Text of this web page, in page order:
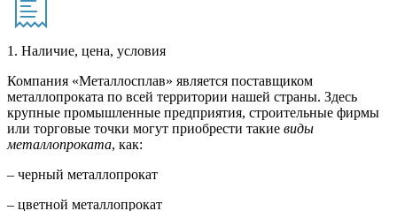
1. Наличие, цена, условия
Компания «Металлосплав» является поставщиком
металлопроката по всей территории нашей страны. Здесь
крупные промышленные предприятия, строительные фирмы
или торговые точки могут приобрести такие виды
металлопроката, как:
– черный металлопрокат
– цветной металлопрокат